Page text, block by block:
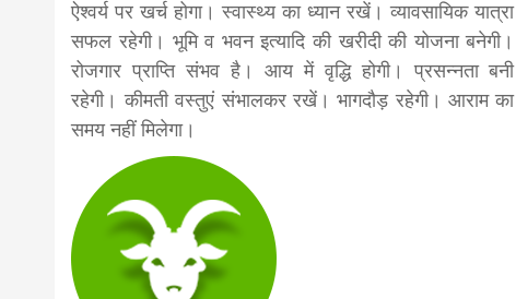
ऐश्वर्य पर खर्च होगा। स्वास्थ्य का ध्यान रखें। व्यावसायिक यात्रा
सफल रहेगी। भूमि व भवन इत्यादि की खरीदी की योजना बनेगी।
रोजगार प्राप्ति संभव है। आय में वृद्धि होगी। प्रसन्नता बनी
रहेगी। कीमती वस्तुएं संभालकर रखें। भागदौड़ रहेगी। आराम का
समय नहीं मिलेगा।